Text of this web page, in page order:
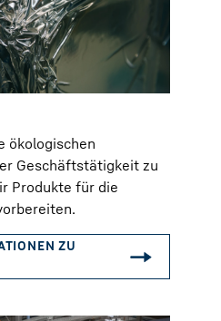
ökologischen
Geschäftstätigkeit zu
Produkte für die